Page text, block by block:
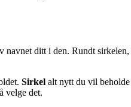
ditt i den. Rundt
Sirkel alt nytt du vil
velge det.